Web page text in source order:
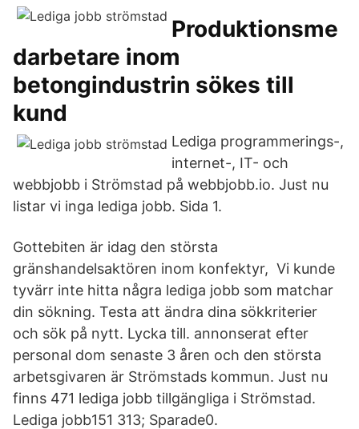
Produktionsme
darbetare inom
betongindustrin sökes till
kund
Lediga programmerings-,
internet-, IT- och
webbjobb i Strömstad på webbjobb.io. Just nu
listar vi inga lediga jobb. Sida 1.
Gottebiten är idag den största
gränshandelsaktören inom konfektyr, Vi kunde
tyvärr inte hitta några lediga jobb som matchar
din sökning. Testa att ändra dina sökkriterier
och sök på nytt. Lycka till. annonserat efter
personal dom senaste 3 åren och den största
arbetsgivaren är Strömstads kommun. Just nu
finns 471 lediga jobb tillgängliga i Strömstad.
Lediga jobb151 313; Sparade0.